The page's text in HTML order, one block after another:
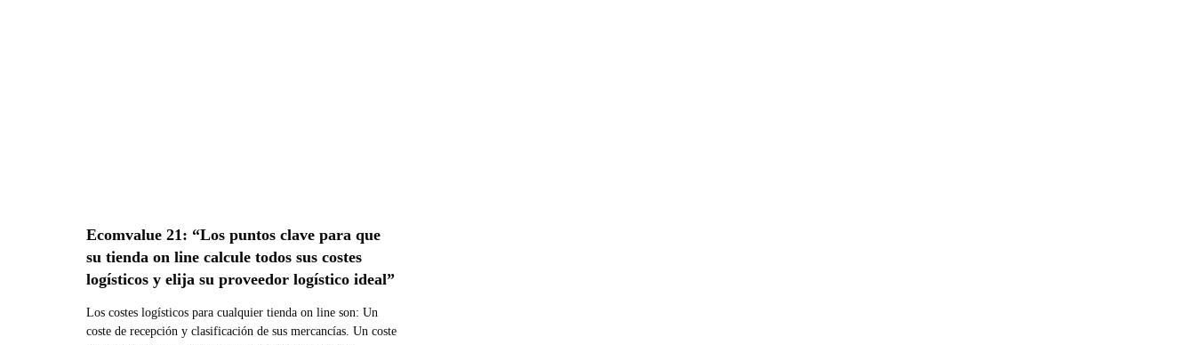
Ecomvalue 21: “Los puntos clave para que
su tienda on line calcule todos sus costes
logísticos y elija su proveedor logístico ideal”
Los costes logísticos para cualquier tienda on line son: Un
coste de recepción y clasificación de sus mercancías. Un coste